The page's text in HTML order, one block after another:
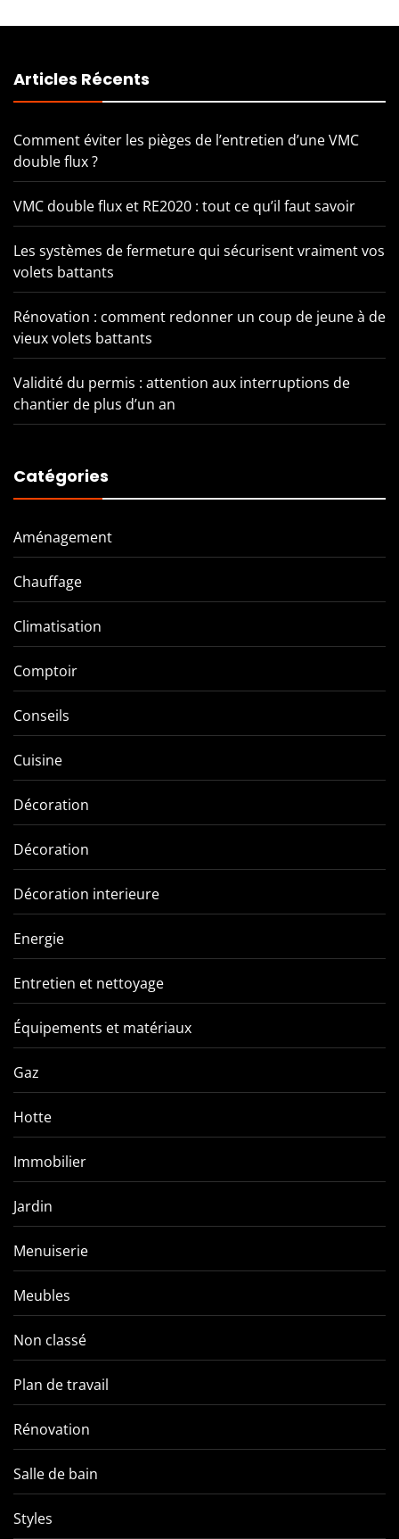
Articles Récents
Comment éviter les pièges de l’entretien d’une VMC
double flux ?
VMC double flux et RE2020 : tout ce qu’il faut savoir
Les systèmes de fermeture qui sécurisent vraiment vos
volets battants
Rénovation : comment redonner un coup de jeune à de
vieux volets battants
Validité du permis : attention aux interruptions de
chantier de plus d’un an
Catégories
Aménagement
Chauffage
Climatisation
Comptoir
Conseils
Cuisine
Décoration
Décoration
Décoration interieure
Energie
Entretien et nettoyage
Équipements et matériaux
Gaz
Hotte
Immobilier
Jardin
Menuiserie
Meubles
Non classé
Plan de travail
Rénovation
Salle de bain
Styles